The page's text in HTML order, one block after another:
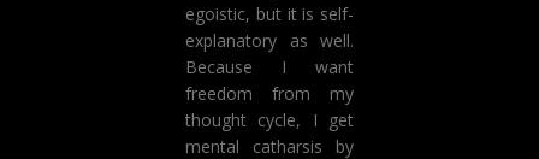
egoistic, but it is self-
explanatory as well.
Because I want
freedom from my
thought cycle, I get
mental catharsis by